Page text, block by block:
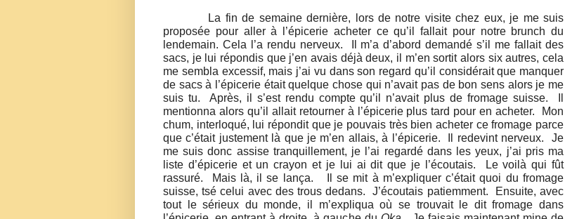
La fin de semaine dernière, lors de notre visite chez eux, je me suis
proposée pour aller à l’épicerie acheter ce qu’il fallait pour notre brunch du
lendemain. Cela l’a rendu nerveux.
Il m’a d’abord demandé s’il me fallait des
sacs, je lui répondis que j’en avais déjà deux, il m’en sortit alors six autres, cela
me sembla excessif, mais j’ai vu dans son regard qu’il considérait que manquer
de sacs à l’épicerie était quelque chose qui n’avait pas de bon sens alors je me
suis tu.
Après, il s’est rendu compte qu’il n’avait plus de fromage suisse.
mentionna alors qu’il allait retourner à l’épicerie plus tard pour en acheter.
Mon
chum, interloqué, lui répondit que je pouvais très bien acheter ce fromage parce
que c’était justement là que je m’en allais, à l’épicerie.
Il redevint nerveux.
Je
me suis donc assise tranquillement, je l’ai regardé dans les yeux, j’ai pris ma
liste d’épicerie et un crayon et je lui ai dit que je l’écoutais.
Le voilà qui fût
rassuré.
Mais là, il se lança.
Il se mit à m’expliquer c’était quoi du fromage
suisse, tsé celui avec des trous dedans.
J’écoutais patiemment.
Ensuite, avec
tout le sérieux du monde, il m’expliqua où se trouvait le dit fromage dans